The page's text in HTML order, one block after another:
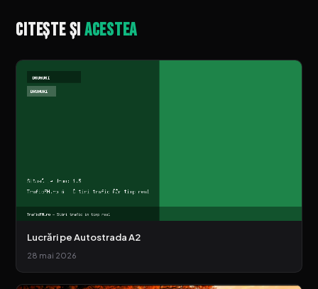
Citește șiacestea
Lucrări pe Autostrada A2
28 mai 2026